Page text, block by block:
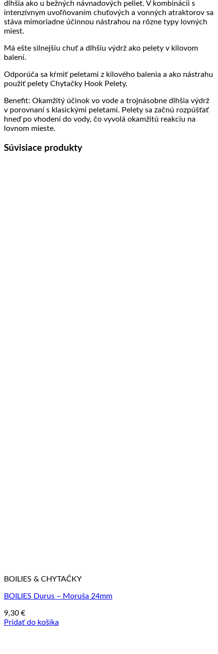
dlhšia ako u bežných návnadových peliet. V kombinácii s
intenzívnym uvoľňovaním chuťových a vonných atraktorov sa
stáva mimoriadne účinnou nástrahou na rôzne typy lovných
miest.
Má ešte silnejšiu chuť a dlhšiu výdrž ako pelety v kilovom
balení.
Odporúča sa kŕmiť peletami z kilového balenia a ako nástrahu
použiť pelety Chytačky Hook Pelety.
Benefit: Okamžitý účinok vo vode a trojnásobne dlhšia výdrž
v porovnaní s klasickými peletami. Pelety sa začnú rozpúšťať
hneď po vhodení do vody, čo vyvolá okamžitú reakciu na
lovnom mieste.
Súvisiace produkty
BOILIES & CHYTAČKY
BOILIES Durus – Moruša 24mm
9,30 €
Pridať do košíka